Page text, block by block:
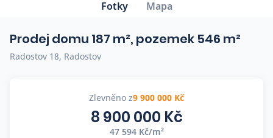
Přehled realitních makléřů
Fotky Mapa
Prodej domu 187 m², pozemek 546 m²
Radostov 18, Radostov
Zlevněno z9 900 000 Kč
8 900 000 Kč
47 594 Kč/m²